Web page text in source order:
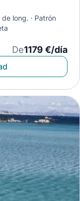
de long.
Patrón
De1179 €/día